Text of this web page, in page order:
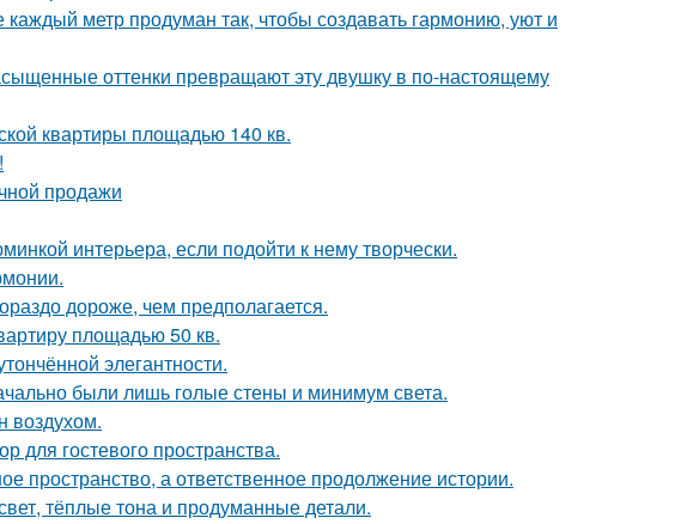
метр продуман так, чтобы создавать гармонию, уют и
оттенки превращают эту двушку в по-настоящему
квартиры площадью 140 кв.
продажи
интерьера, если подойти к нему творчески.
дороже, чем предполагается.
площадью 50 кв.
элегантности.
были лишь голые стены и минимум света.
воздухом.
для гостевого пространства.
пространство, а ответственное продолжение истории.
тёплые тона и продуманные детали.